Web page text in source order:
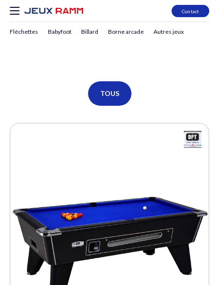
Contact
Fléchettes Babyfoot Billard Borne arcade Autres jeux
TOUS